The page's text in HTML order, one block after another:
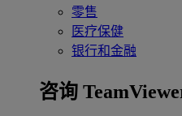
零售
医疗保健
银行和金融
咨询